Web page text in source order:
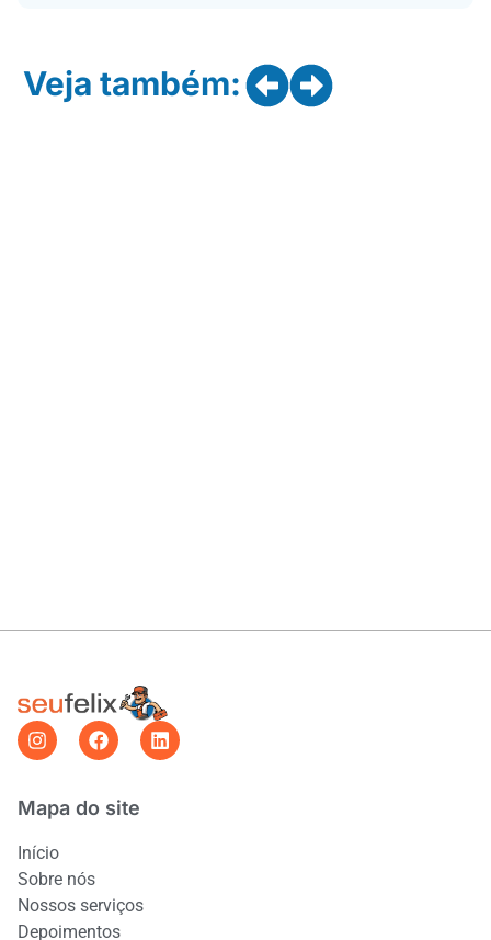
Veja também:
Mapa do site
Início
Sobre nós
Nossos serviços
Depoimentos